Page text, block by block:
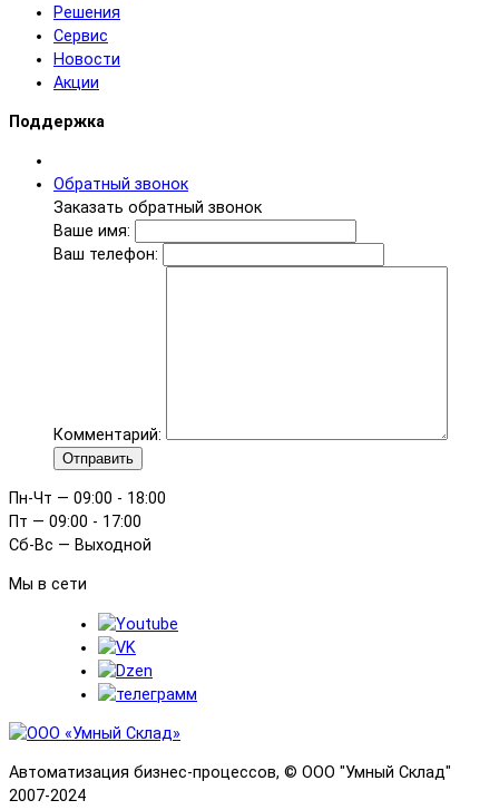
Решения
Сервис
Новости
Акции
Поддержка
Обратный звонок
Заказать обратный звонок
Ваше имя:
Ваш телефон:
Комментарий:
Отправить
Пн-Чт — 09:00 - 18:00
Пт — 09:00 - 17:00
Сб-Вс — Выходной
Мы в сети
Автоматизация бизнес-процессов, © OOO "Умный Склад"
2007-2024